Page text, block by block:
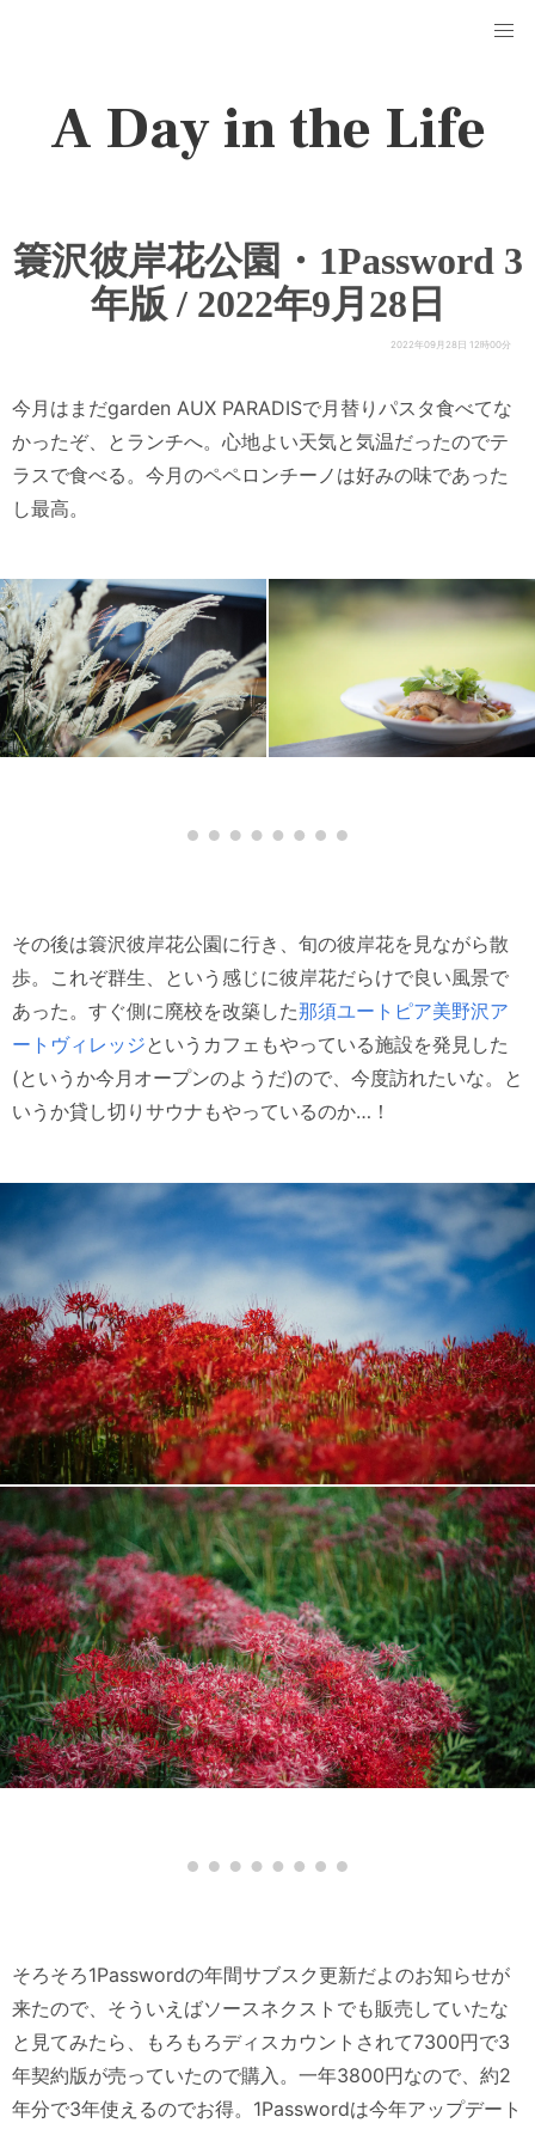
A Day in the Life
簑沢彼岸花公園・1Password 3
年版 / 2022年9月28日
2022年09月28日 12時00分
今月はまだgarden AUX PARADISで月替りパスタ食べてな
かったぞ、とランチへ。心地よい天気と気温だったのでテ
ラスで食べる。今月のペペロンチーノは好みの味であった
し最高。
その後は簑沢彼岸花公園に行き、旬の彼岸花を見ながら散
歩。これぞ群生、という感じに彼岸花だらけで良い風景で
あった。すぐ側に廃校を改築した那須ユートピア美野沢ア
ートヴィレッジというカフェもやっている施設を発見した
(というか今月オープンのようだ)ので、今度訪れたいな。と
いうか貸し切りサウナもやっているのか…！
そろそろ1Passwordの年間サブスク更新だよのお知らせが
来たので、そういえばソースネクストでも販売していたな
と見てみたら、もろもろディスカウントされて7300円で3
年契約版が売っていたので購入。一年3800円なので、約2
年分で3年使えるのでお得。1Passwordは今年アップデート